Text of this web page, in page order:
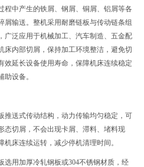
程中产生的铁屑、钢屑、铜屑、铝屑等各
屑输送。整机采用耐磨链板与传动链条组
广泛应用于机械加工、汽车制造、五金配
床内部切屑，保持加工环境整洁，避免切
效延长设备使用寿命，保障机床连续稳定
设备。
推送式传动结构，动力传输均匀稳定，可
态切屑，不会出现卡屑、滞料、堵料现
床连续运转，减少停机清理时间。
选用加厚冷轧钢板或304不锈钢材质，经